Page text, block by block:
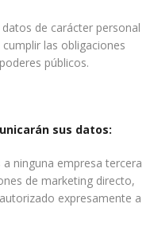
de carácter personal
las obligaciones
públicos.
sus datos:
ninguna empresa tercera
de marketing directo,
expresamente a